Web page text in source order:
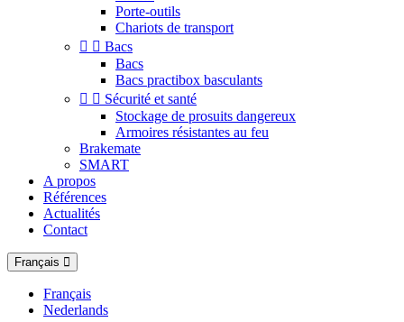
Porte-outils
Chariots de transport
  Bacs
Bacs
Bacs practibox basculants
  Sécurité et santé
Stockage de prosuits dangereux
Armoires résistantes au feu
Brakemate
SMART
A propos
Références
Actualités
Contact
Français
Français
Nederlands